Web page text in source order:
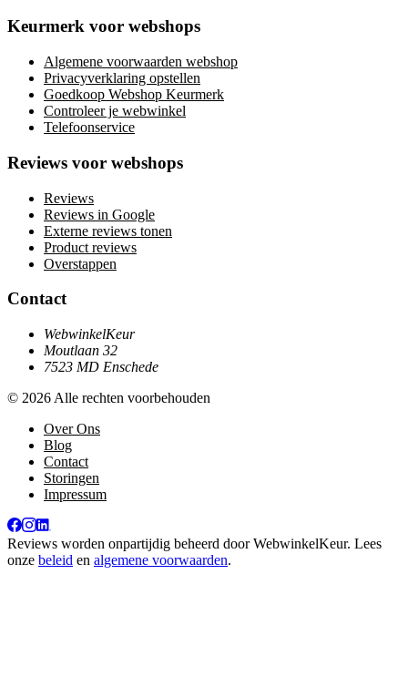
Keurmerk voor webshops
Algemene voorwaarden webshop
Privacyverklaring opstellen
Goedkoop Webshop Keurmerk
Controleer je webwinkel
Telefoonservice
Reviews voor webshops
Reviews
Reviews in Google
Externe reviews tonen
Product reviews
Overstappen
Contact
WebwinkelKeur
Moutlaan 32
7523 MD Enschede
© 2026 Alle rechten voorbehouden
Over Ons
Blog
Contact
Storingen
Impressum
Reviews worden onpartijdig beheerd doorWebwinkelKeur. Lees
onze beleid en algemene voorwaarden.